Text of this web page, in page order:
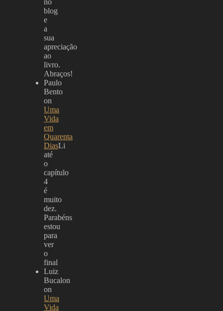
blog
e
a
sua
apreciação
ao
livro.
Abraços!
Paulo
Bento
on
Uma
Vida
em
Quarenta
DiasLi
até
o
capítulo
4
é
muito
dez.
Parabéns
estou
para
ver
o
final
Luiz
Bucalon
on
Uma
Vida